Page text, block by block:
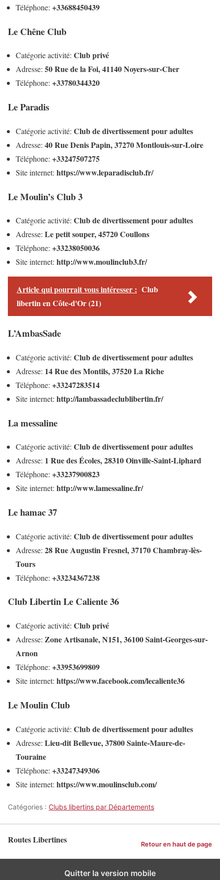
Téléphone: +33688450439
Le Chêne Club
Catégorie activité: Club privé
Adresse: 50 Rue de la Foi, 41140 Noyers-sur-Cher
Téléphone: +33780344320
Le Paradis
Catégorie activité: Club de divertissement pour adultes
Adresse: 40 Rue Denis Papin, 37270 Montlouis-sur-Loire
Téléphone: +33247507275
Site internet: https://www.leparadisclub.fr/
Le Moulin’s Club 3
Catégorie activité: Club de divertissement pour adultes
Adresse: Le petit souper, 45720 Coullons
Téléphone: +33238050036
Site internet: http://www.moulinclub3.fr/
Article qui pourrait vous intéresser : Club
libertin en Côte-d'Or (21)
L’AmbasSade
Catégorie activité: Club de divertissement pour adultes
Adresse: 14 Rue des Montils, 37520 La Riche
Téléphone: +33247283514
Site internet: http://lambassadeclublibertin.fr/
La messaline
Catégorie activité: Club de divertissement pour adultes
Adresse: 1 Rue des Écoles, 28310 Oinville-Saint-Liphard
Téléphone: +33237900823
Site internet: http://www.lamessaline.fr/
Le hamac 37
Catégorie activité: Club de divertissement pour adultes
Adresse: 28 Rue Augustin Fresnel, 37170 Chambray-lès-
Tours
Téléphone: +33234367238
Club Libertin Le Caliente 36
Catégorie activité: Club privé
Adresse: Zone Artisanale, N151, 36100 Saint-Georges-sur-
Arnon
Téléphone: +33953699809
Site internet: https://www.facebook.com/lecaliente36
Le Moulin Club
Catégorie activité: Club de divertissement pour adultes
Adresse: Lieu-dit Bellevue, 37800 Sainte-Maure-de-
Touraine
Téléphone: +33247349306
Site internet: https://www.moulinsclub.com/
Catégories : Clubs libertins par Départements
Routes Libertines Retour en haut de page
Quitter la version mobile